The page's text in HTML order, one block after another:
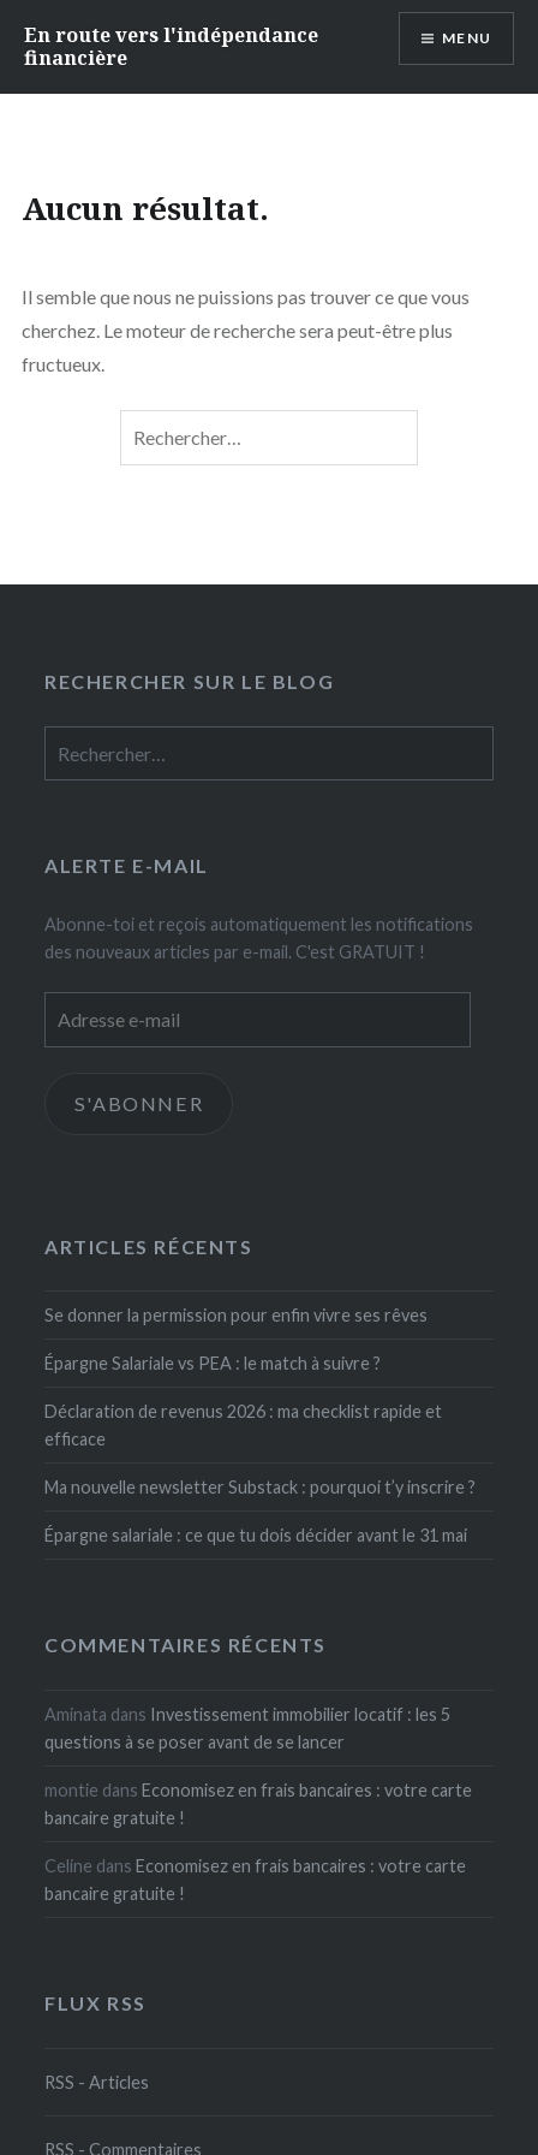
En route vers l'indépendance
financière
MENU
Aucun résultat.
Il semble que nous ne puissions pas trouver ce que vous
cherchez. Le moteur de recherche sera peut-être plus
fructueux.
RECHERCHER SUR LE BLOG
ALERTE E-MAIL
Abonne-toi et reçois automatiquement les notifications
des nouveaux articles par e-mail. C'est GRATUIT !
e-
S'ABONNER
ARTICLES RÉCENTS
Se donner la permission pour enfin vivre ses rêves
Épargne Salariale vs PEA : le match à suivre ?
Déclaration de revenus 2026 : ma checklist rapide et
efficace
Ma nouvelle newsletter Substack : pourquoi t’y inscrire ?
Épargne salariale : ce que tu dois décider avant le 31 mai
COMMENTAIRES RÉCENTS
Aminata dans Investissement immobilier locatif : les 5
questions à se poser avant de se lancer
montie dansEconomisez en frais bancaires : votre carte
bancaire gratuite !
Celine dansEconomisez en frais bancaires : votre carte
bancaire gratuite !
FLUX RSS
RSS - Articles
RSS - Commentaires